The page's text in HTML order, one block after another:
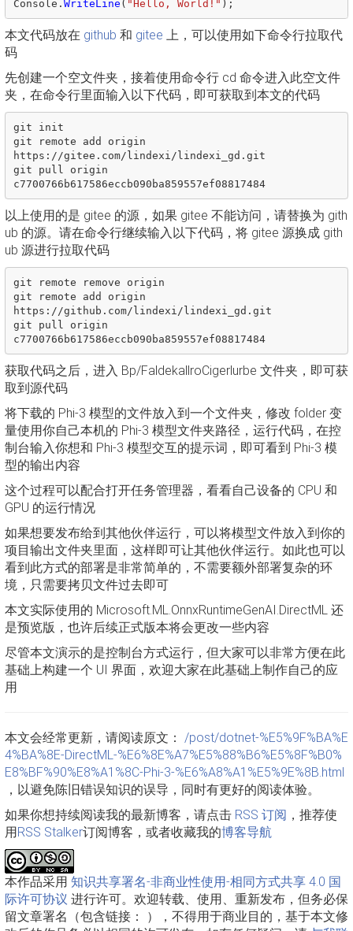
Console . WriteLine ( "Hello, World!" );
本文代码放在 github 和 gitee 上，可以使用如下命令行拉取代
码
先创建一个空文件夹，接着使用命令行 cd 命令进入此空文件
夹，在命令行里面输入以下代码，即可获取到本文的代码
git init
git remote add origin
https://gitee.com/lindexi/lindexi_gd.git
git pull origin
c7700766b617586eccb090ba859557ef08817484
以上使用的是 gitee 的源，如果 gitee 不能访问，请替换为 gith
ub 的源。请在命令行继续输入以下代码，将 gitee 源换成 gith
ub 源进行拉取代码
git remote remove origin
git remote add origin
https://github.com/lindexi/lindexi_gd.git
git pull origin
c7700766b617586eccb090ba859557ef08817484
获取代码之后，进入 Bp/FaldekallroCigerlurbe 文件夹，即可获
取到源代码
将下载的 Phi-3 模型的文件放入到一个文件夹，修改 folder 变
量使用你自己本机的 Phi-3 模型文件夹路径，运行代码，在控
制台输入你想和 Phi-3 模型交互的提示词，即可看到 Phi-3 模
型的输出内容
这个过程可以配合打开任务管理器，看看自己设备的 CPU 和
GPU 的运行情况
如果想要发布给到其他伙伴运行，可以将模型文件放入到你的
项目输出文件夹里面，这样即可让其他伙伴运行。如此也可以
看到此方式的部署是非常简单的，不需要额外部署复杂的环
境，只需要拷贝文件过去即可
本文实际使用的 Microsoft.ML.OnnxRuntimeGenAI.DirectML 还
是预览版，也许后续正式版本将会更改一些内容
尽管本文演示的是控制台方式运行，但大家可以非常方便在此
基础上构建一个 UI 界面，欢迎大家在此基础上制作自己的应
用
本文会经常更新，请阅读原文： /post/dotnet-%E5%9F%BA%E
4%BA%8E-DirectML-%E6%8E%A7%E5%88%B6%E5%8F%B0%
E8%BF%90%E8%A1%8C-Phi-3-%E6%A8%A1%E5%9E%8B.html
，以避免陈旧错误知识的误导，同时有更好的阅读体验。
如果你想持续阅读我的最新博客，请点击 RSS 订阅 ，推荐使
用RSS Stalker订阅博客，或者收藏我的博客导航
本作品采用 知识共享署名-非商业性使用-相同方式共享 4.0 国
际许可协议 进行许可。欢迎转载、使用、重新发布，但务必保
留文章署名（包含链接：
），不得用于商业目的，基于本文修